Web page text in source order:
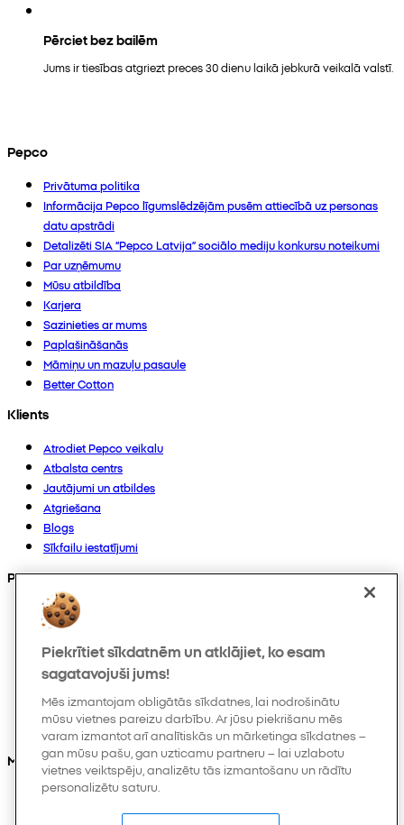
Pērciet bez bailēm
Jums ir tiesības atgriezt preces 30 dienu laikā jebkurā veikalā valstī.
Pepco
Privātuma politika
Informācija Pepco līgumslēdzējām pusēm attiecībā uz personas
datu apstrādi
Detalizēti SIA “Pepco Latvija” sociālo mediju konkursu noteikumi
Par uzņēmumu
Mūsu atbildība
Karjera
Sazinieties ar mums
Paplašināšanās
Māmiņu un mazuļu pasaule
Better Cotton
Klients
Atrodiet Pepco veikalu
Atbalsta centrs
Jautājumi un atbildes
Atgriešana
Blogs
Sīkfailu iestatījumi
Preces
Kolekcijas
Zīdaiņiem
Bērniem
Mājoklim
Vīriešiem
Mūs varat atrast arī
Piekrītiet sīkdatnēm un atklājiet, ko esam
sagatavojuši jums!
Mēs izmantojam obligātās sīkdatnes, lai nodrošinātu
mūsu vietnes pareizu darbību. Ar jūsu piekrišanu mēs
varam izmantot arī analītiskās un mārketinga sīkdatnes –
gan mūsu pašu, gan uzticamu partneru – lai uzlabotu
vietnes veiktspēju, analizētu tās izmantošanu un rādītu
personalizētu saturu.